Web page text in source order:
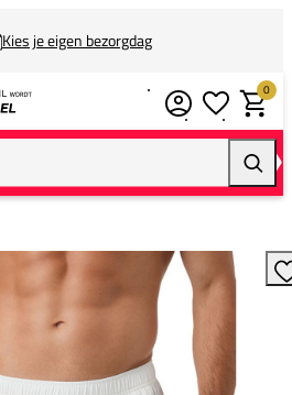
Kies je eigen bezorgdag
0